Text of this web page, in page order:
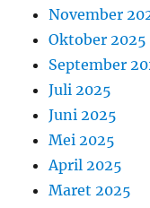
November
Oktober 2025
September
Juli 2025
Juni 2025
Mei 2025
April 2025
Maret 2025